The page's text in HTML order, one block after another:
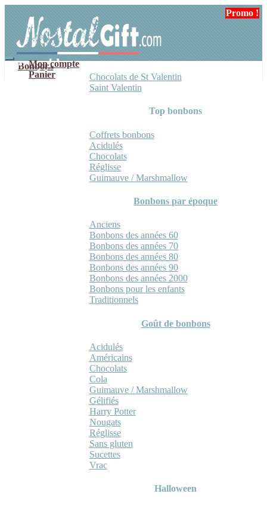
navigation
contenu
Mon compte
Panier
Bonbons
Chocolats de St Valentin
Saint Valentin
Top bonbons
Coffrets bonbons
Acidulés
Chocolats
Réglisse
Guimauve / Marshmallow
Bonbons par époque
Anciens
Bonbons des années 60
Bonbons des années 70
Bonbons des années 80
Bonbons des années 90
Bonbons des années 2000
Bonbons pour les enfants
Traditionnels
Goût de bonbons
Acidulés
Américains
Chocolats
Cola
Guimauve / Marshmallow
Gélifiés
Harry Potter
Nougats
Réglisse
Sans gluten
Sucettes
Vrac
Halloween
Promo !
Promo !
Promo !
Promo !